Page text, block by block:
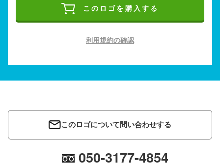
このロゴを購入する
利用規約の確認
このロゴについて問い合わせする
050-3177-4854